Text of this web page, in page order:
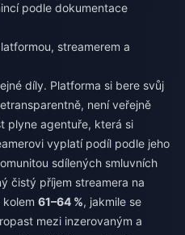
podle dokumentace
streamerem a
díly. Platforma si bere svůj
není veřejně
plyne agentuře, která si
vyplatí podíl podle jeho
sdílených smluvních
čistý příjem streamera na
kolem 61–64 %, jakmile se
mezi inzerovaným a